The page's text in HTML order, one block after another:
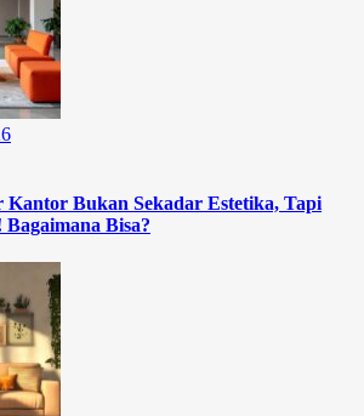
Kantor Bukan Sekadar Estetika, Tapi
Bisa?